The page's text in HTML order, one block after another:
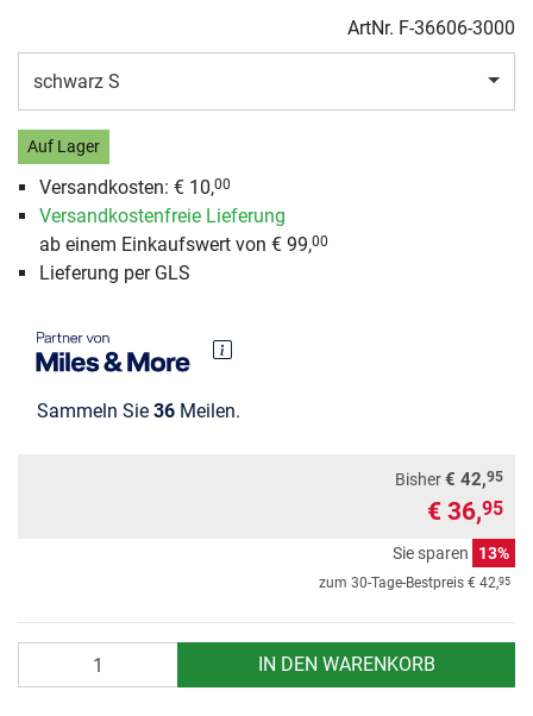
ArtNr. F-36606-3000
schwarz S
Auf Lager
Versandkosten: € 10,00
Versandkostenfreie Lieferung
ab einem Einkaufswert von € 99,00
Lieferung per GLS
Sammeln Sie 36 Meilen.
Bisher€ 42,95
€ 36,95
Sie sparen 13%
zum 30-Tage-Bestpreis € 42,95
IN DEN WARENKORB